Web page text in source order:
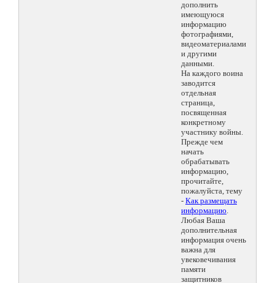
дополнить
имеющуюся
информацию
фотографиями,
видеоматериалами
и другими
данными.
На каждого воина
заводится
отдельная
страница,
посвященная
конкретному
участнику войны.
Прежде чем
начать
обрабатывать
информацию,
прочитайте,
пожалуйста, тему
- Как размещать
информацию.
Любая Ваша
дополнительная
информация очень
важна для
увековечивания
памяти
защитников